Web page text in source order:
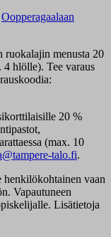
Oopperagaalaan
ruokalajin menusta 20
hlölle). Tee varaus
20 %
(max. 10
talo.fi.
vaan
Vapautuneen
Lisätietoja